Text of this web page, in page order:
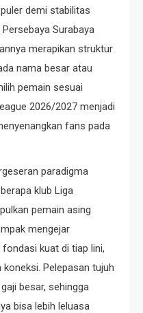
demi stabilitas
Surabaya
merapikan struktur
nama besar atau
pemain sesuai
2026/2027 menjadi
fans pada
paradigma
klub Liga
pemain asing
mengejar
kuat di tiap lini,
Pelepasan tujuh
besar, sehingga
bisa lebih leluasa